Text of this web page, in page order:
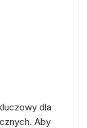
dla
Aby